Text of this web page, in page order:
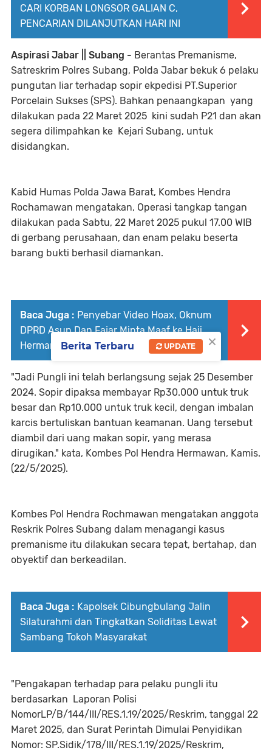
CARI KORBAN LONGSOR GALIAN C,
PENCARIAN DILANJUTKAN HARI INI
Aspirasi Jabar || Subang - Berantas Premanisme,
Satreskrim Polres Subang, Polda Jabar bekuk 6 pelaku
pungutan liar terhadap sopir ekpedisi PT.Superior
Porcelain Sukses (SPS). Bahkan penaangkapan yang
dilakukan pada 22 Maret 2025 kini sudah P21 dan akan
segera dilimpahkan ke Kejari Subang, untuk
disidangkan.
Kabid Humas Polda Jawa Barat, Kombes Hendra
Rochamawan mengatakan, Operasi tangkap tangan
dilakukan pada Sabtu, 22 Maret 2025 pukul 17.00 WIB
di gerbang perusahaan, dan enam pelaku beserta
barang bukti berhasil diamankan.
Baca Juga : Penyebar Video Hoax, Oknum
DPRD Asun Dan Fajar Minta Maaf ke Haji
Herman
"Jadi Pungli ini telah berlangsung sejak 25 Desember
2024. Sopir dipaksa membayar Rp30.000 untuk truk
besar dan Rp10.000 untuk truk kecil, dengan imbalan
karcis bertuliskan bantuan keamanan. Uang tersebut
diambil dari uang makan sopir, yang merasa
dirugikan," kata, Kombes Pol Hendra Hermawan, Kamis.
(22/5/2025).
Kombes Pol Hendra Rochmawan mengatakan anggota
Reskrik Polres Subang dalam menagangi kasus
premanisme itu dilakukan secara tepat, bertahap, dan
obyektif dan berkeadilan.
Baca Juga : Kapolsek Cibungbulang Jalin
Silaturahmi dan Tingkatkan Soliditas Lewat
Sambang Tokoh Masyarakat
"Pengakapan terhadap para pelaku pungli itu
berdasarkan Laporan Polisi
NomorLP/B/144/III/RES.1.19/2025/Reskrim, tanggal 22
Maret 2025, dan Surat Perintah Dimulai Penyidikan
Nomor: SP.Sidik/178/III/RES.1.19/2025/Reskrim,
×
Berita Terbaru UPDATE